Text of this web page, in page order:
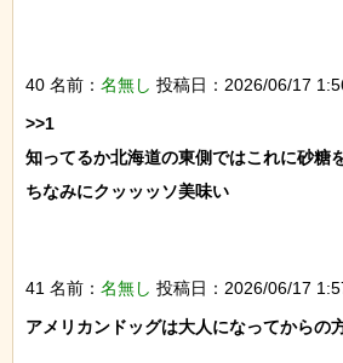
40 名前： 名無し 投稿日：2026/06/17
>>1
知ってるか北海道の東側ではこれに砂糖
ちなみにクッッッソ美味い
41 名前： 名無し 投稿日：2026/06/17
アメリカンドッグは大人になってからの